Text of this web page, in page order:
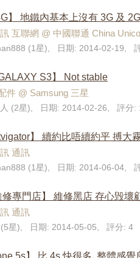
】 地鐵內基本上沒有 3G 及
互聯網 @ 中國聯通 China
(1星), 日期: 2014-02-19,
S3】 Not stable
件 @ Samsung 三星
人 (2星), 日期: 2014-02-26, 評
】 續約比唔續約平 搏大
通訊
(1星), 日期: 2014-06-04,
修專門店】 維修黑店 存心毁
通訊
(5星), 日期: 2014-05-05, 評分: 4
5s】 比 4s 快很多, 整體感覺